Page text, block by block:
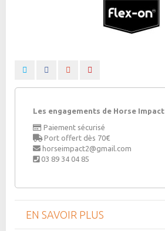
Les engagements de Horse Impact
Paiement sécurisé
Port offert dès 70€
horseimpact2@gmail.com
03 89 34 04 85
EN SAVOIR PLUS